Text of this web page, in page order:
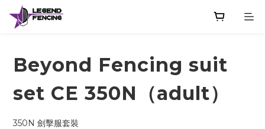
Beyond Fencing suit
set CE 350N（adult）
350N 劍擊服套裝